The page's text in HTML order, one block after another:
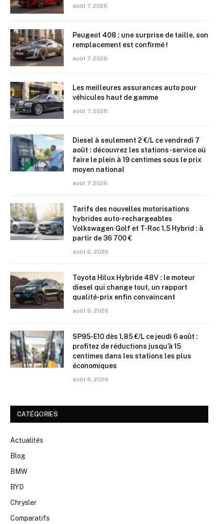
août 7, 2026
Peugeot 408 : une surprise de taille, son
remplacement est confirmé !
août 7, 2026
Les meilleures assurances auto pour
véhicules haut de gamme
août 7, 2026
Diesel à seulement 2 €/L ce vendredi 7
août : découvrez les stations-service où
faire le plein à 19 centimes sous le prix
moyen national
août 7, 2026
Tarifs des nouvelles motorisations
hybrides auto-rechargeables
Volkswagen Golf et T-Roc 1.5 Hybrid : à
partir de 36 700 €
août 6, 2026
Toyota Hilux Hybride 48V : le moteur
diesel qui change tout, un rapport
qualité-prix enfin convaincant
août 6, 2026
SP95-E10 dès 1,85 €/L ce jeudi 6 août :
profitez de réductions jusqu’à 15
centimes dans les stations les plus
économiques
août 6, 2026
CATÉGORIES
Actualités
Blog
BMW
BYD
Chrysler
Comparatifs